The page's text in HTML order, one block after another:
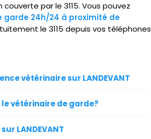
couverte par le 3115. Vous pouvez
24h/24 à proximité de
le 3115 depuis vos téléphones
vétérinaire sur LANDEVANT
vétérinaire de garde?
LANDEVANT